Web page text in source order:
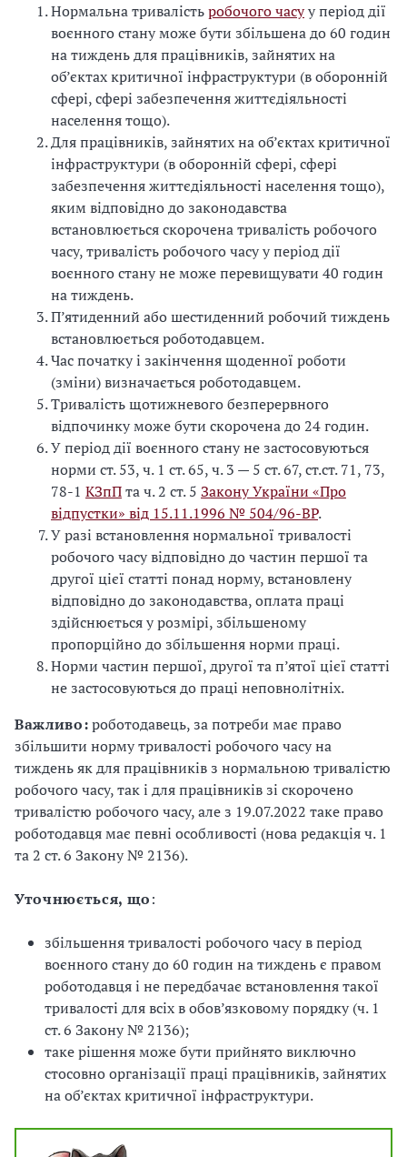
Нормальна тривалістьробочого часуу період дії
воєнного стану може бути збільшена до 60 годин
на тиждень для працівників, зайнятих на
об’єктах критичної інфраструктури (в оборонній
сфері, сфері забезпечення життєдіяльності
населення тощо).
Для працівників, зайнятих на об’єктах критичної
інфраструктури (в оборонній сфері, сфері
забезпечення життєдіяльності населення тощо),
яким відповідно до законодавства
встановлюється скорочена тривалість робочого
часу, тривалість робочого часу у період дії
воєнного стану не може перевищувати 40 годин
на тиждень.
П’ятиденний або шестиденний робочий тиждень
встановлюється роботодавцем.
Час початку і закінчення щоденної роботи
(зміни) визначається роботодавцем.
Тривалість щотижневого безперервного
відпочинку може бути скорочена до 24 годин.
У період дії воєнного стану не застосовуються
норми ст. 53, ч. 1 ст. 65, ч. 3 — 5 ст. 67, ст.ст. 71, 73,
78-1 КЗпПта ч. 2 ст. 5 Закону України «Про
відпустки» від 15.11.1996 № 504/96-ВР.
У разі встановлення нормальної тривалості
робочого часу відповідно до частин першої та
другої цієї статті понад норму, встановлену
відповідно до законодавства, оплата праці
здійснюється у розмірі, збільшеному
пропорційно до збільшення норми праці.
Норми частин першої, другої та п’ятої цієї статті
не застосовуються до праці неповнолітніх.
Важливо:роботодавець, за потреби має право
збільшити норму тривалості робочого часу на
тиждень як для працівників з нормальною тривалістю
робочого часу, так і для працівників зі скорочено
тривалістю робочого часу, але з 19.07.2022 таке право
роботодавця має певні особливості (нова редакція ч. 1
та 2 ст. 6 Закону № 2136).
Уточнюється, що:
збільшення тривалості робочого часу в період
воєнного стану до 60 годин на тиждень є правом
роботодавця і не передбачає встановлення такої
тривалості для всіх в обов’язковому порядку (ч. 1
ст. 6 Закону № 2136);
таке рішення може бути прийнято виключно
стосовно організації праці працівників, зайнятих
на об’єктах критичної інфраструктури.